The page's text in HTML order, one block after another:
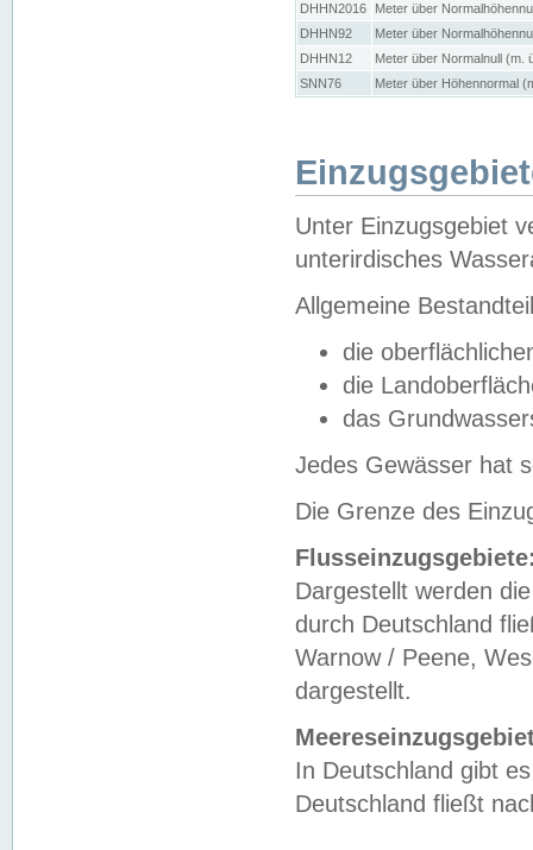
DHHN2016
Meter über
DHHN92
Meter über
DHHN12
Meter über Normalnull (m.
SNN76
Meter über Höhennormal
Unter Einzugsgebiet
unterirdisches
Allgemeine
die
die
das
Jedes Gewässer hat
Die Grenze des
Dargestellt werden
durch Deutschland
Warnow / Peene,
dargestellt.
In Deutschland gibt
Deutschland fließt